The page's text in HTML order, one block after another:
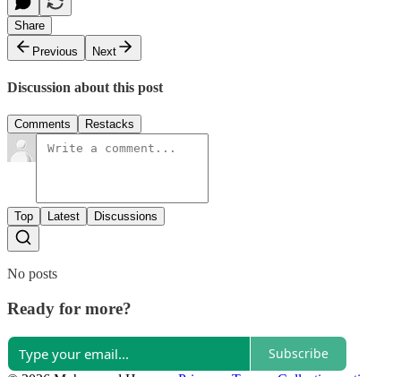
Share
Previous
Next
Discussion about this post
Comments Restacks
Top Latest Discussions
No posts
Ready for more?
Subscribe